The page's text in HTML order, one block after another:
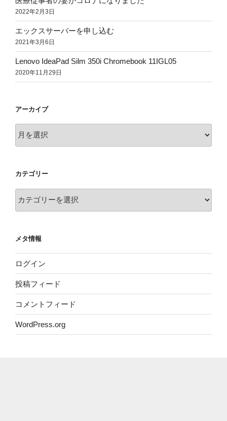
2022年2月3日
エックスサーバーを申し込む
2021年3月6日
Lenovo IdeaPad Silm 350i Chromebook 11IGL05
2020年11月29日
アーカイブ
ー
ブ
カテゴリー
テ
ー
メタ情報
ログイン
投稿フィード
コメントフィード
WordPress.org